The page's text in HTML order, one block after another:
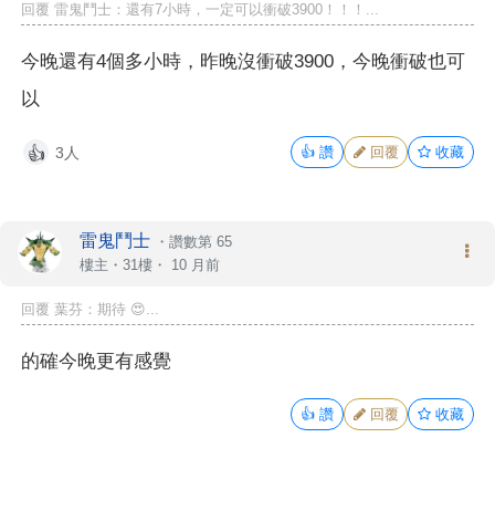
回覆 雷鬼鬥士：還有7小時，一定可以衝破3900！！！...
今晚還有4個多小時，昨晚沒衝破3900，今晚衝破也可
以
👍 3人 👍 讚 回覆 收藏
雷鬼鬥士 ・ 讚數第 65
樓主 ・31樓・ 10 月前
回覆 葉芬：期待 😍...
的確今晚更有感覺
👍 讚 回覆 收藏